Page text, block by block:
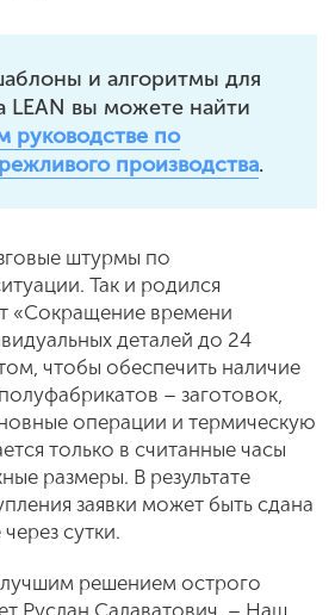
и алгоритмы для
LEAN вы можете найти
руководстве по
производства.
штурмы по
Так и родился
«Сокращение времени
деталей до 24
чтобы обеспечить наличие
– заготовок,
операции и термическую
только в считанные часы
размеры. В результате
заявки может быть сдана
сутки.
решением острого
Руслан Салаватович. – Наш